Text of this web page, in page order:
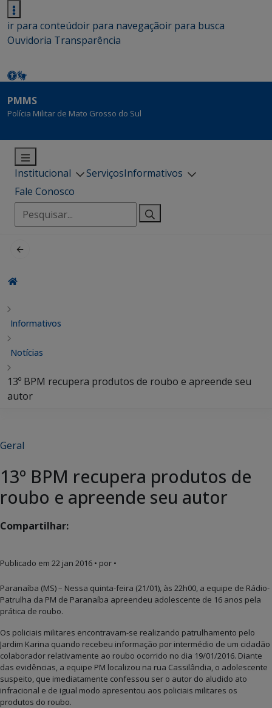
ir para conteúdoir para navegaçãoir para busca
Ouvidoria Transparência
PMMS
Polícia Militar de Mato Grosso do Sul
Institucional ServiçosInformativos
Fale Conosco
Pesquisar
por:
Informativos
Notícias
13º BPM recupera produtos de roubo e apreende seu
autor
Geral
13º BPM recupera produtos de
roubo e apreende seu autor
Compartilhar:
Publicado em 22 jan 2016 • por •
Paranaíba (MS) – Nessa quinta-feira (21/01), às 22h00, a equipe de Rádio-
Patrulha da PM de Paranaíba apreendeu adolescente de 16 anos pela
prática de roubo.
Os policiais militares encontravam-se realizando patrulhamento pelo
Jardim Karina quando recebeu informação por intermédio de um cidadão
colaborador relativamente ao roubo ocorrido no dia 19/01/2016. Diante
das evidências, a equipe PM localizou na rua Cassilândia, o adolescente
suspeito, que imediatamente confessou ser o autor do aludido ato
infracional e de igual modo apresentou aos policiais militares os
produtos do roubo.